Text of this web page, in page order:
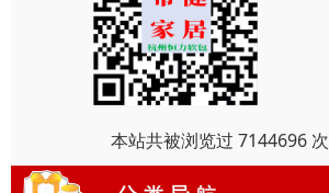
本站共被浏览过 7144696 次